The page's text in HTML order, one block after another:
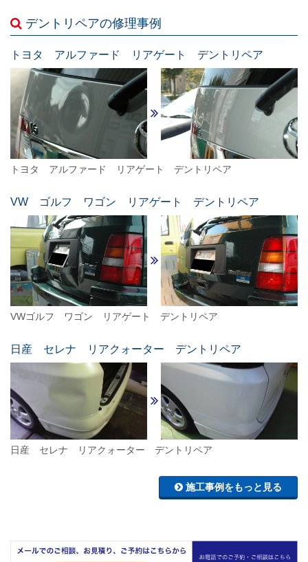
デントリペアの修理事例
トヨタ アルファード リアゲート デントリペア
トヨタ アルファード リアゲート デントリペア
VW ゴルフ ワゴン リアゲート デントリペア
VWゴルフ ワゴン リアゲート デントリペア
日産 セレナ リアクォーター デントリペア
日産 セレナ リアクォーター デントリペア
施工事例をもっと見る